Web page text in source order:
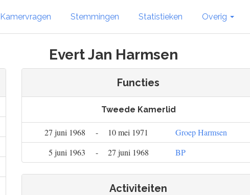
Kamervragen Stemmingen Statistieken Overig
Evert Jan Harmsen
Functies
Tweede Kamerlid
27 juni 1968 - 10 mei 1971
Groep Harmsen
5 juni 1963
- 27 juni 1968 BP
Activiteiten